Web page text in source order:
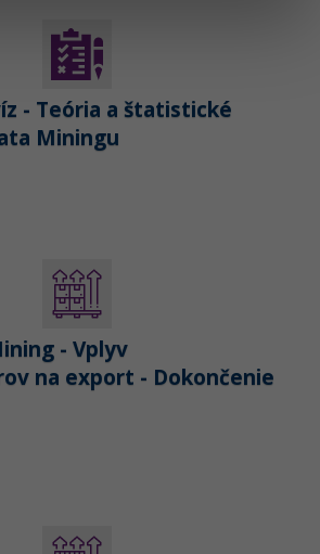
- Teória a štatistické
Miningu
- Vplyv
na export - Dokončenie